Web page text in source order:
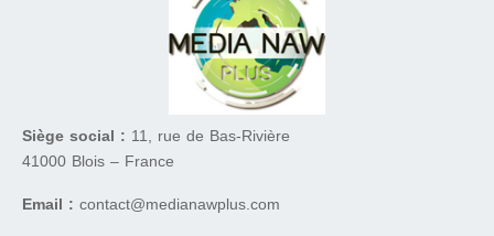
Siège social : 11, rue de Bas-Rivière
41000 Blois – France
Email : contact@medianawplus.com